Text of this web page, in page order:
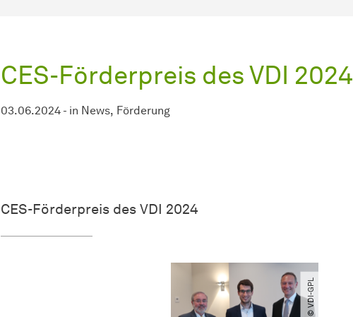
CES-Förderpreis des VDI 2024
03.06.2024 - in News Förderung
CES-Förderpreis des VDI 2024
© VDI-GPL